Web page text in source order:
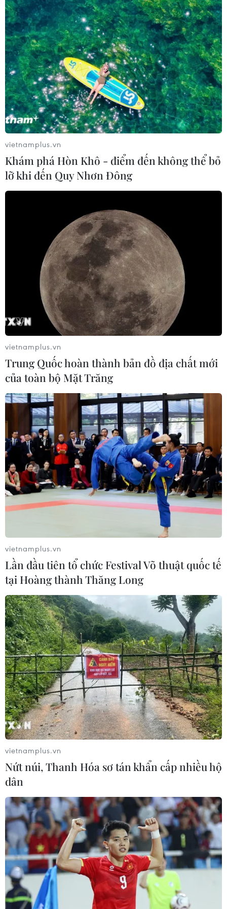
TIN CÙNG CHUYÊN MỤC
"Địa chấn' ở Roland Garros 2026: Tay
vợt số 1 thế giới bị loại từ vòng 2
29/05/2026 03:26
vietnamplus.vn
Khám phá Hòn Khô - điểm đến không thể bỏ
lỡ khi đến Quy Nhơn Đông
vietnamplus.vn
Trung Quốc hoàn thành bản đồ địa chất mới
của toàn bộ Mặt Trăng
vietnamplus.vn
Lần đầu tiên tổ chức Festival Võ thuật quốc tế
tại Hoàng thành Thăng Long
vietnamplus.vn
Nứt núi, Thanh Hóa sơ tán khẩn cấp nhiều hộ
dân